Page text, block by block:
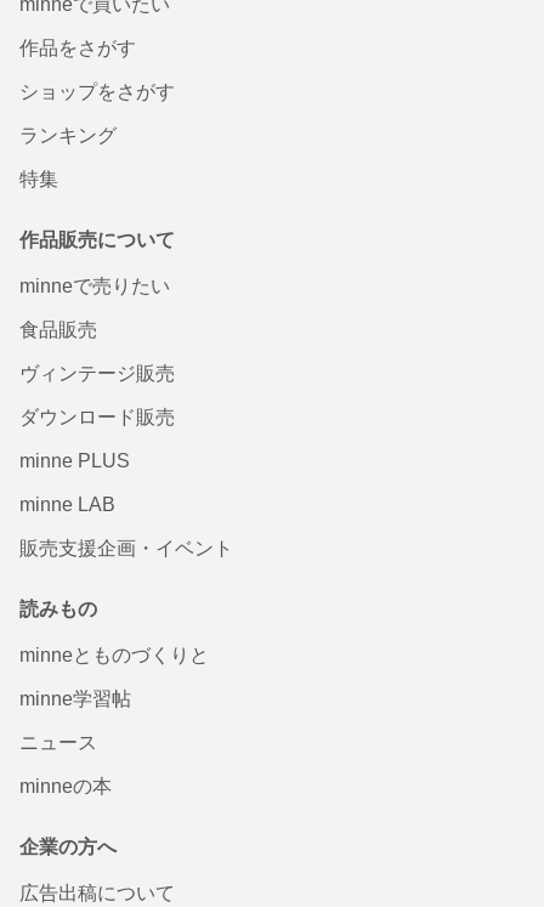
minneで買いたい
作品をさがす
ショップをさがす
ランキング
特集
作品販売について
minneで売りたい
食品販売
ヴィンテージ販売
ダウンロード販売
minne PLUS
minne LAB
販売支援企画・イベント
読みもの
minneとものづくりと
minne学習帖
ニュース
minneの本
企業の方へ
広告出稿について